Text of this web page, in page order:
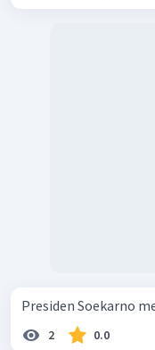
Presiden Soekarno
2 0.0